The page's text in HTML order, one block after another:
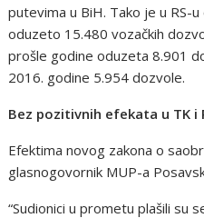
putevima u BiH. Tako je u RS-
oduzeto 15.480 vozačkih
prošle godine oduzeta 8.901
2016. godine 5.954 dozvole.
Bez pozitivnih efekata u TK i
Efektima novog zakona o
glasnogovornik MUP-a
“Sudionici u prometu plašili su